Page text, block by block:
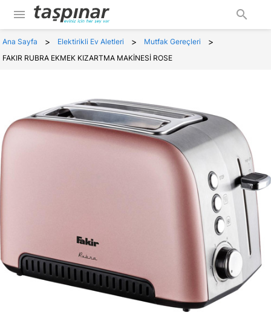
menu search
Ana Sayfa > Elektirikli Ev Aletleri > Mutfak Gereçleri >
FAKIR RUBRA EKMEK KIZARTMA MAKİNESİ ROSE